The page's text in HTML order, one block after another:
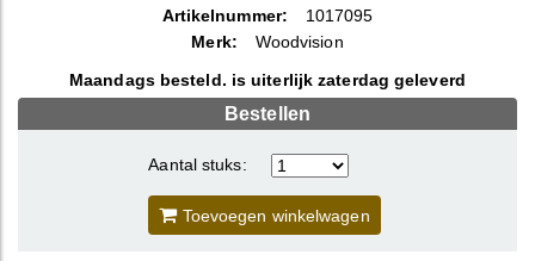
Artikelnummer:
1017095
Merk:
Woodvision
Maandags besteld. is uiterlijk zaterdag geleverd
Bestellen
Aantal stuks:
Toevoegen winkelwagen